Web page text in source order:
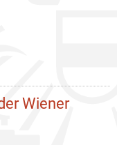
Wiener